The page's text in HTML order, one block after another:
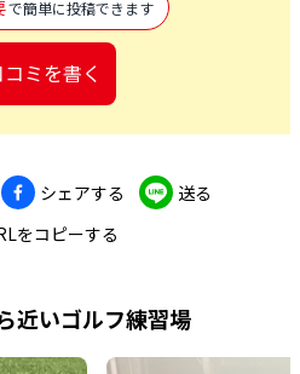
で簡単に投稿できます
ミを書く
シェアする
送る
をコピーする
近いゴルフ練習場